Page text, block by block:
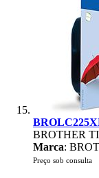
BROTHER
Marca:
Preço sob consulta